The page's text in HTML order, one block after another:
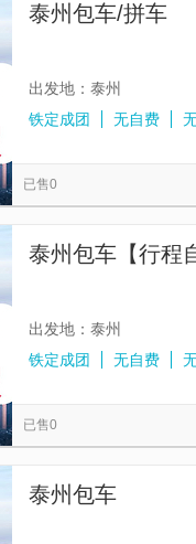
泰州包车/拼车
出发地：泰州
铁定成团
无自费
已售0
泰州包车【行程
出发地：泰州
铁定成团
无自费
已售0
泰州包车